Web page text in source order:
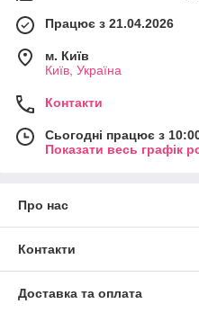
Працює з 21.04.2026
м. Київ
Київ, Україна
Контакти
Сьогодні працює з
Показати весь графік
Про нас
Контакти
Доставка та оплата